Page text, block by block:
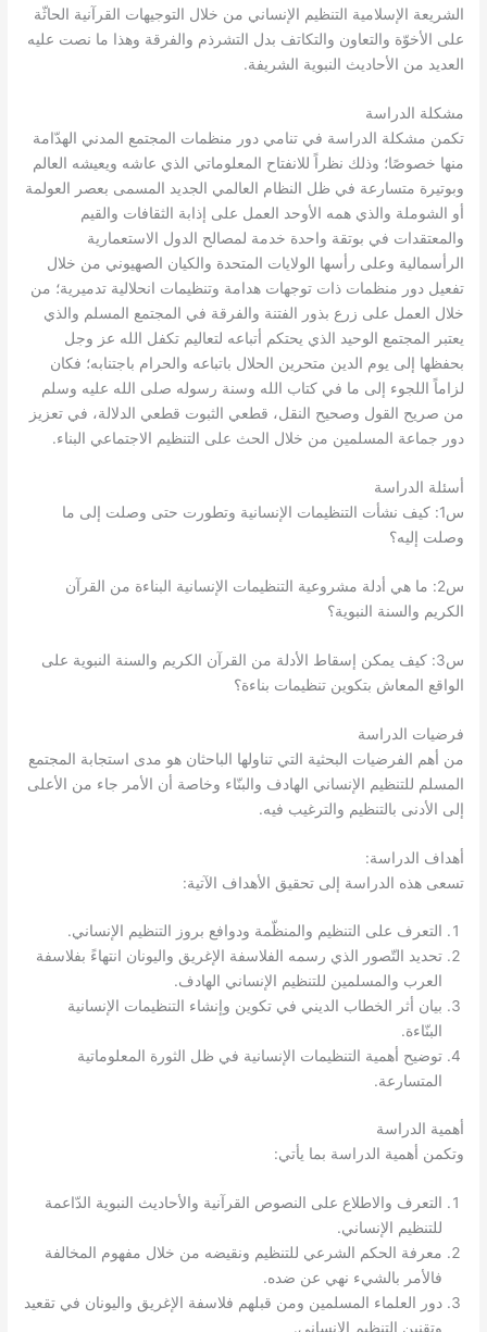
الشريعة الإسلامية التنظيم الإنساني من خلال التوجيهات القرآنية الحاثّة
على الأخوّة والتعاون والتكاتف بدل التشرذم والفرقة وهذا ما نصت عليه
العديد من الأحاديث النبوية الشريفة.
مشكلة الدراسة
تكمن مشكلة الدراسة في تنامي دور منظمات المجتمع المدني الهدّامة
منها خصوصًا؛ وذلك نظراً للانفتاح المعلوماتي الذي عاشه ويعيشه العالم
وبوتيرة متسارعة في ظل النظام العالمي الجديد المسمى بعصر العولمة
أو الشوملة والذي همه الأوحد العمل على إذابة الثقافات والقيم
والمعتقدات في بوتقة واحدة خدمة لمصالح الدول الاستعمارية
الرأسمالية وعلى رأسها الولايات المتحدة والكيان الصهيوني من خلال
تفعيل دور منظمات ذات توجهات هدامة وتنظيمات انحلالية تدميرية؛ من
خلال العمل على زرع بذور الفتنة والفرقة في المجتمع المسلم والذي
يعتبر المجتمع الوحيد الذي يحتكم أتباعه لتعاليم تكفل الله عز وجل
بحفظها إلى يوم الدين متحرين الحلال باتباعه والحرام باجتنابه؛ فكان
لزاماً اللجوء إلى ما في كتاب الله وسنة رسوله صلى الله عليه وسلم
من صريح القول وصحيح النقل، قطعي الثبوت قطعي الدلالة، في تعزيز
دور جماعة المسلمين من خلال الحث على التنظيم الاجتماعي البناء.
أسئلة الدراسة
س1:
كيف نشأت التنظيمات الإنسانية وتطورت حتى وصلت إلى ما
وصلت إليه؟
س2:
ما هي أدلة مشروعية التنظيمات الإنسانية البناءة من القرآن
الكريم والسنة النبوية؟
س3:
كيف يمكن إسقاط الأدلة من القرآن الكريم والسنة النبوية على
الواقع المعاش بتكوين تنظيمات بناءة؟
فرضيات الدراسة
من أهم الفرضيات البحثية التي تناولها الباحثان هو مدى استجابة المجتمع
المسلم للتنظيم الإنساني الهادف والبنّاء وخاصة أن الأمر جاء من الأعلى
إلى الأدنى بالتنظيم والترغيب فيه.
أهداف الدراسة:
تسعى هذه الدراسة إلى تحقيق الأهداف الآتية:
التعرف على التنظيم والمنظّمة ودوافع بروز التنظيم الإنساني.
تحديد التّصور الذي رسمه الفلاسفة الإغريق واليونان انتهاءً بفلاسفة
العرب والمسلمين للتنظيم الإنساني الهادف.
بيان أثر الخطاب الديني في تكوين وإنشاء التنظيمات الإنسانية
البنّاءة.
توضيح أهمية التنظيمات الإنسانية في ظل الثورة المعلوماتية
المتسارعة.
أهمية الدراسة
وتكمن أهمية الدراسة بما يأتي:
التعرف والاطلاع على النصوص القرآنية والأحاديث النبوية الدّاعمة
للتنظيم الإنساني.
معرفة الحكم الشرعي للتنظيم ونقيضه من خلال مفهوم المخالفة
فالأمر بالشيء نهي عن ضده.
دور العلماء المسلمين ومن قبلهم فلاسفة الإغريق واليونان في تقعيد
وتقنين التنظيم الإنساني.